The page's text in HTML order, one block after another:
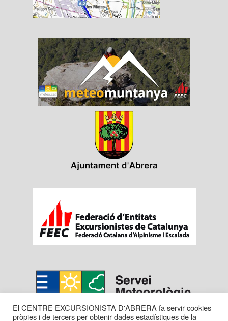
El CENTRE EXCURSIONISTA D'ABRERA fa servir cookies
pròpies i de tercers per obtenir dades estadístiques de la